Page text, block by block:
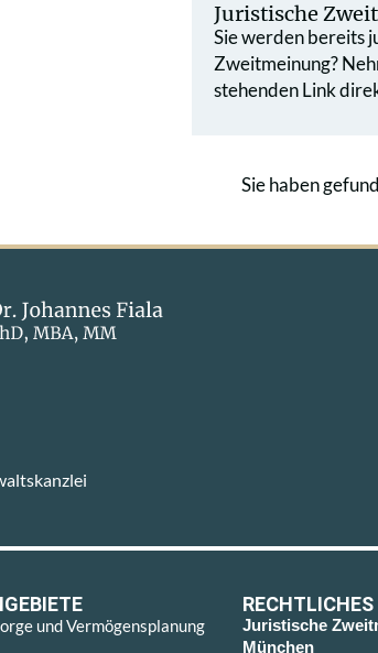
Juristische
Sie werden bereits
Zweit­meinung?
stehenden Link
Sie haben
und Vermögensplanung
RECHTLICHES
Juristische
München